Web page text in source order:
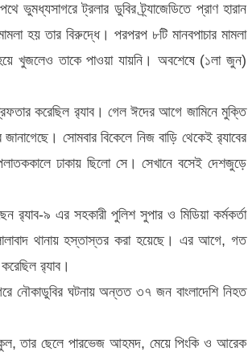
ভুমধ্যসাগরে ট্রলার ডুবির ট্র্যাজেডিতে প্রাণ হারান
হয় তার বিরুদ্ধে। পরপরপ ৮টি মানবপাচার মামলা
খুজলেও তাকে পাওয়া যায়নি। অবশেষে (১লা জুন)
করেছিল র‌্যাব। গেল ঈদের আগে জামিনে মুক্তি
সোমবার বিকেলে নিজ বাড়ি থেকেই র‌্যাবের
ঢাকায় ছিলো সে। সেখানে বসেই দেশজুড়ে
র‌্যাব-৯ এর সহকারী পুলিশ সুপার ও মিডিয়া কর্মকর্তা
থানায় হস্তাস্তর করা হয়েছে। এর আগে, গত
র‌্যাব।
নৌকাডুবির ঘটনায় অন্তত ৩৭ জন বাংলাদেশি নিহত
তার ছেলে পারভেজ আহমদ, মেয়ে পিংকি ও আরেক